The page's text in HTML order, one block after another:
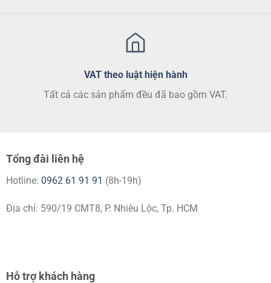
VAT theo luật hiện hành
Tất cả các sản phẩm đều đã bao gồm VAT.
Tổng đài liên hệ
Hotline: 0962 61 91 91 (8h-19h)
Địa chỉ: 590/19 CMT8, P. Nhiêu Lộc, Tp. HCM
Hỗ trợ khách hàng